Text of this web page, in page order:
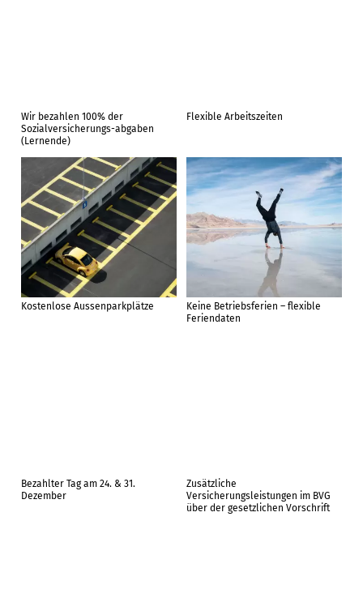
Wir bezahlen 100% der
Sozialversicherungs-abgaben
(Lernende)
Flexible Arbeitszeiten
Kostenlose Aussenparkplätze
Keine Betriebsferien – flexible
Feriendaten
Bezahlter Tag am 24. & 31.
Dezember
Zusätzliche
Versicherungsleistungen im BVG
über der gesetzlichen Vorschrift